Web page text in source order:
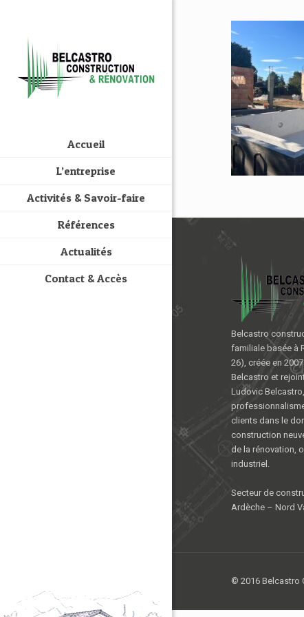
Accueil
L’entreprise
Activités & Savoir-faire
Références
Actualités
Contact & Accès
Belcastro
familiale basée à
26), créée en
Belcastro et
Ludovic
clients dans le
construction
de la rénovation,
industriel.
Secteur de
Ardèche – Nord
© 2016 Belcastro